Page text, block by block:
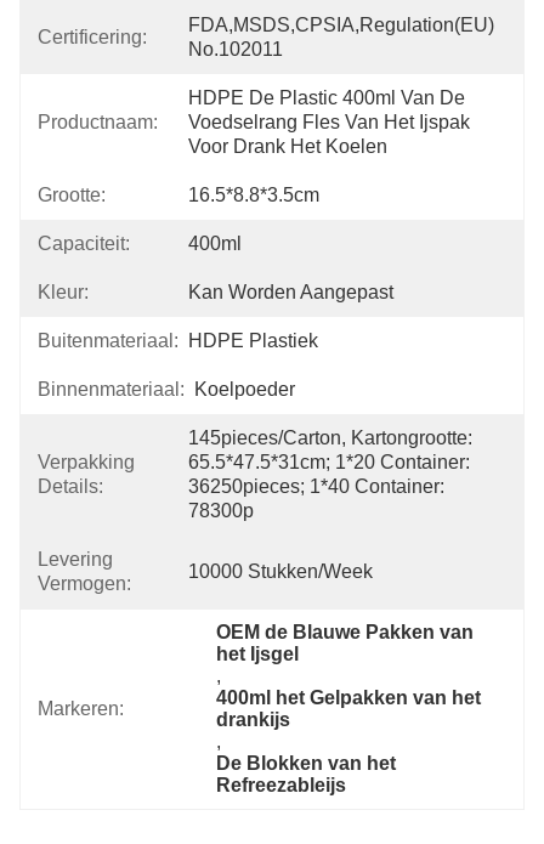
Certificering:
FDA,MSDS,CPSIA,Regulation(EU)
No.102011
Productnaam:
HDPE De Plastic 400ml Van De
Voedselrang Fles Van Het Ijspak
Voor Drank Het Koelen
Grootte: 16.5*8.8*3.5cm
Capaciteit: 400ml
Kleur: Kan Worden Aangepast
Buitenmateriaal: HDPE Plastiek
Binnenmateriaal: Koelpoeder
Verpakking
Details:
145pieces/carton, Kartongrootte:
65.5*47.5*31cm; 1*20 Container:
36250pieces; 1*40 Container:
78300p
Levering
Vermogen:
10000 Stukken/week
Markeren:
OEM de Blauwe Pakken van
het Ijsgel
,
400ml het Gelpakken van het
drankijs
,
De Blokken van het
Refreezableijs